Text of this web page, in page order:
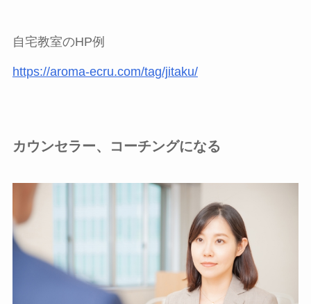
自宅教室のHP例
https://aroma-ecru.com/tag/jitaku/
カウンセラー、コーチングになる